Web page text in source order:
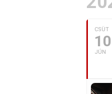
CSÜT
10
JÚN